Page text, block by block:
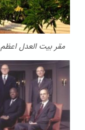
مقر بیت العدل اعظم